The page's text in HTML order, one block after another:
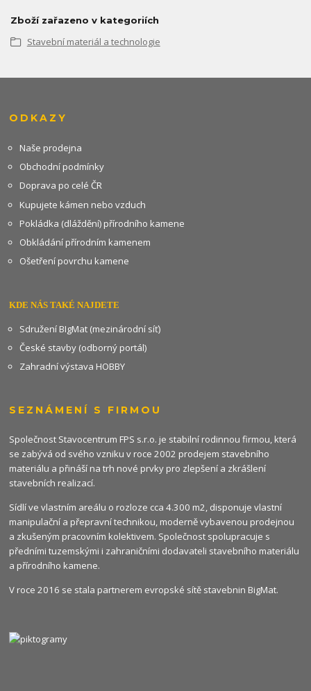
Zboží zařazeno v kategoriích
Stavební materiál a technologie
ODKAZY
Naše prodejna
Obchodní podmínky
Doprava po celé ČR
Kupujete kámen nebo vzduch
Pokládka (dláždění) přírodního kamene
Obkládání přírodním kamenem
Ošetření povrchu kamene
KDE NÁS TAKÉ NAJDETE
Sdružení BIgMat (mezinárodní síť)
České stavby (odborný portál)
Zahradní výstava HOBBY
SEZNÁMENÍ S FIRMOU
Společnost Stavocentrum FPS s.r.o. je stabilní rodinnou firmou, která
se zabývá od svého vzniku v roce 2002 prodejem stavebního
materiálu a přináší na trh nové prvky pro zlepšení a zkrášlení
stavebních realizací.
Sídlí ve vlastním areálu o rozloze cca 4.300 m2, disponuje vlastní
manipulační a přepravní technikou, moderně vybavenou prodejnou
a zkušeným pracovním kolektivem. Společnost spolupracuje s
předními tuzemskými i zahraničními dodavateli stavebního materiálu
a přírodního kamene.
V roce 2016 se stala partnerem evropské sítě stavebnin BigMat.